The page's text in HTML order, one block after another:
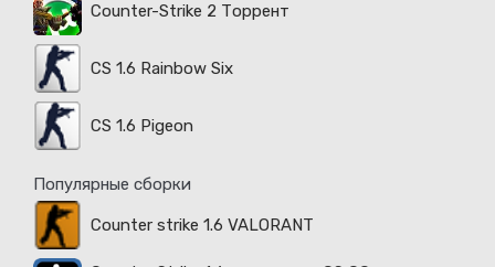
Counter-Strike 2 Торрент
CS 1.6 Rainbow Six
CS 1.6 Pigeon
Популярные сборки
Counter strike 1.6 VALORANT